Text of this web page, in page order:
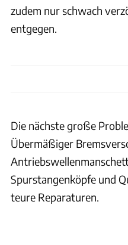
zudem nur schwach
entgegen.
Die nächste große
Übermäßiger
Spurstangenköpfe und
teure Reparaturen.